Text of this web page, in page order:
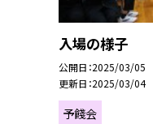
入場の様子
公開日 2025/03/05
更新日 2025/03/04
予餞会